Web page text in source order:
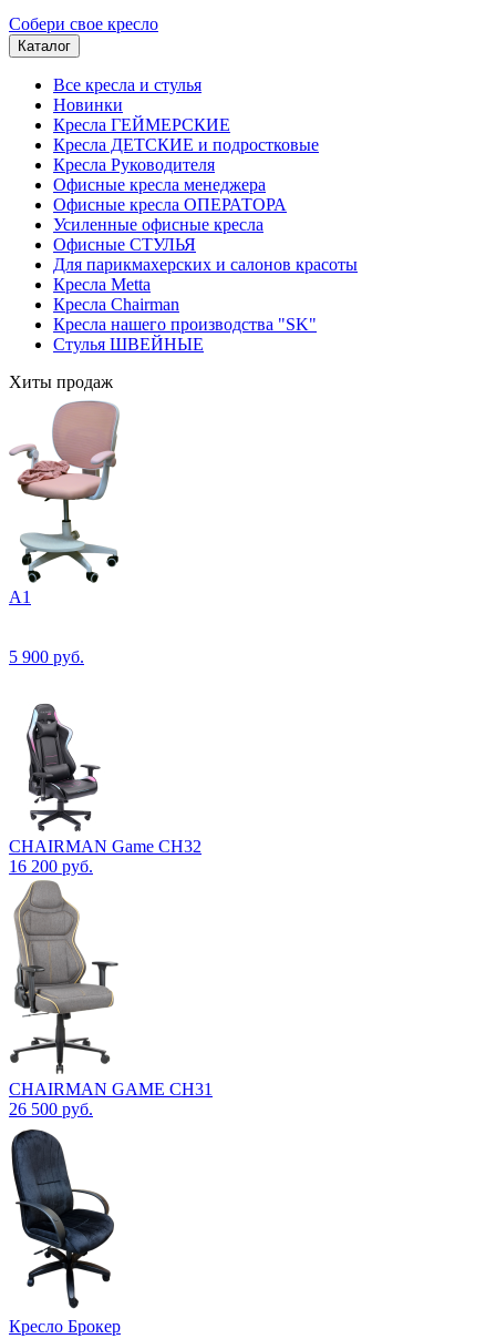
Собери свое кресло
Каталог
Все кресла и стулья
Новинки
Кресла ГЕЙМЕРСКИЕ
Кресла ДЕТСКИЕ и подростковые
Кресла Руководителя
Офисные кресла менеджера
Офисные кресла ОПЕРАТОРА
Усиленные офисные кресла
Офисные СТУЛЬЯ
Для парикмахерских и салонов красоты
Кресла Metta
Кресла Chairman
Кресла нашего производства "SK"
Стулья ШВЕЙНЫЕ
Хиты продаж
А1
5 900 руб.
CHAIRMAN Game CH32
16 200 руб.
CHAIRMAN GAME CH31
26 500 руб.
Кресло Брокер